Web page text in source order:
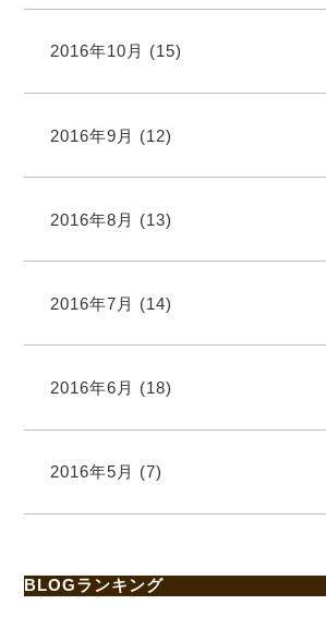
2016年10月 (15)
2016年9月 (12)
2016年8月 (13)
2016年7月 (14)
2016年6月 (18)
2016年5月 (7)
BLOGランキング